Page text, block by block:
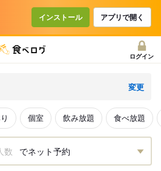
インストール アプリで開く
ログイン
変更
個室 飲み放題 食べ放題
数 でネット予約